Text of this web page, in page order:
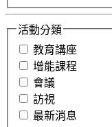
活動分類
教育講座
增能課程
會議
訪視
最新消息